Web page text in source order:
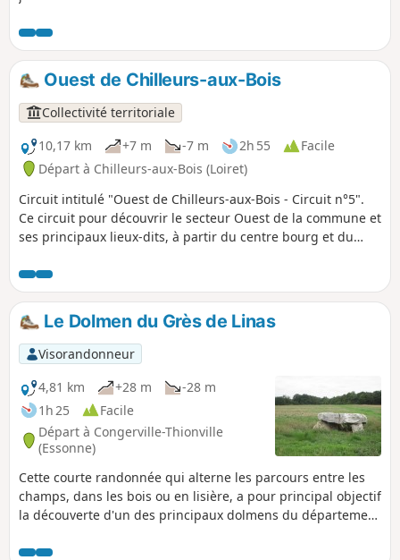
et quelques autres éléments de patrimoine sont au rendez-
vous.
Ouest de Chilleurs-aux-Bois
Collectivité territoriale
10,17 km
+7 m -7 m 2h 55
Facile
Départ à Chilleurs-aux-Bois (Loiret)
Circuit intitulé "Ouest de Chilleurs-aux-Bois - Circuit n°5".
Ce circuit pour découvrir le secteur Ouest de la commune et
ses principaux lieux-dits, à partir du centre bourg et du
L'Etang, Marcilly, Olivet, Ronville, Le Moulin de Pierre, La
Fosse Aux Morts, Les Sapins. Retour au centre bourg, via La
Grande Gervaise. Vous passerez à proximité des lieux où
étaient implantés 2 des 5 moulins à grain de Chilleur-aux-
Bois. À Ronville, vous passerez à la limite de la commune de
Neuville-aux-Bois. Vous longerez la "fosse aux morts", qui
nous rappelle que la guerre de 1870 a été très meurtrière
dans notre région. Vous rejoindrez ensuite le bourg et
l'église Saint-Pierre, monument historique construit entre le
XIIIe et le XIVe siècle. Le parcours est sans difficulté
particulière, et se déroule essentiellement sur route.
Le Dolmen du Grès de Linas
Visorandonneur
4,81 km
+28 m
-28 m
1h 25
Facile
Départ à Congerville-Thionville
(Essonne)
Cette courte randonnée qui alterne les parcours entre les
champs, dans les bois ou en lisière, a pour principal objectif
la découverte d'un des principaux dolmens du département